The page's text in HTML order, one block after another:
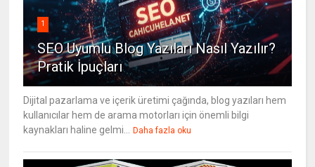
1
SEO Uyumlu Blog Yazıları Nasıl Yazılır?
Pratik İpuçları
Dijital pazarlama ve içerik üretimi çağında, blog yazıları hem
kullanıcılar hem de arama motorları için önemli bilgi
kaynakları haline gelmi...
Daha fazla oku